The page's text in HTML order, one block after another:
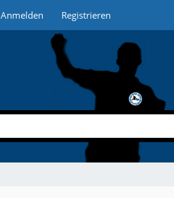
Anmelden Registrieren